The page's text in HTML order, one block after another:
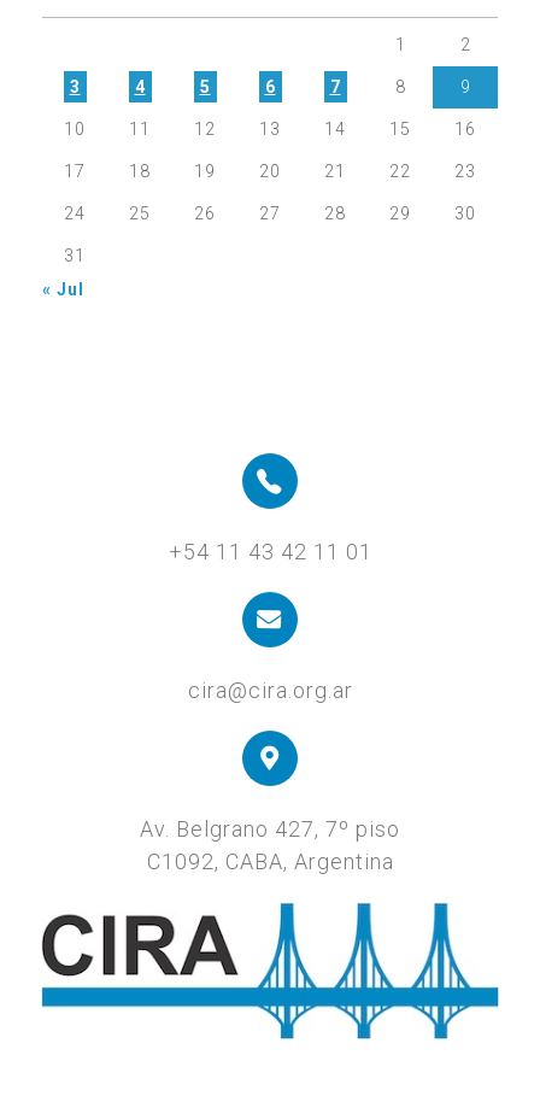
1 2
3 4 5 6 7 8 9
10 11 12 13 14 15 16
17 18 19 20 21 22 23
24 25 26 27 28 29 30
31
« Jul
+54 11 43 42 11 01
cira@cira.org.ar
Av. Belgrano 427, 7º piso
C1092, CABA, Argentina